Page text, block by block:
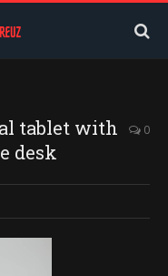
tablet with
desk
0